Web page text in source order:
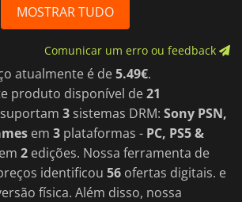
MOSTRAR TUDO
Comunicar um erro ou feedback
atualmente é de5.49€.
produto disponível de21
3 sistemas DRM: Sony PSN,
em 3 plataformas - PC, PS5 &
2 edições. Nossa ferramenta de
identificou 56 ofertas digitais. e
física. Além disso, nossa